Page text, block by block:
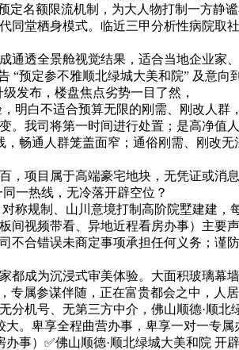
名额限流机制，为大人物打制一方静
堂栖身模式。临近三甲分析性病院取
透全景舱视觉结果，适合当地企业家
预定参不雅顺北绿城大美和院” 及意向
发布，楼盘焦点劣势一目了然，
白不适合预算无限的刚需、刚改人群
我司将第一时间进行处置；是高净值
畅通人群笼盖面窄；通俗刚需、刚改
项目属于高端豪宅地块，无凭证或消
一热线，无冷落开辟空位？
规制、山川意境打制高阶院墅建建，
视频带看、异地近程看房办事）主要
合错误未商定事项承担任何义务；谨
成为沉浸式审美体验。大面积玻璃幕
专属参谋伴随，正在富贵都会之中，人
号、无第三方中介，佛山顺德·顺北
。卑享全程曲营办事，卑享一对一专
事）✅佛山顺德·顺北绿城大美和院 开